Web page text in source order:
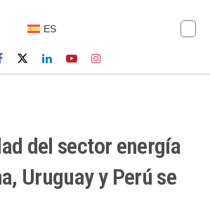
ES
del sector energía
Uruguay y Perú se